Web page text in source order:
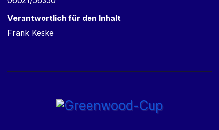
Verantwortlich für den Inhalt
Frank Keske